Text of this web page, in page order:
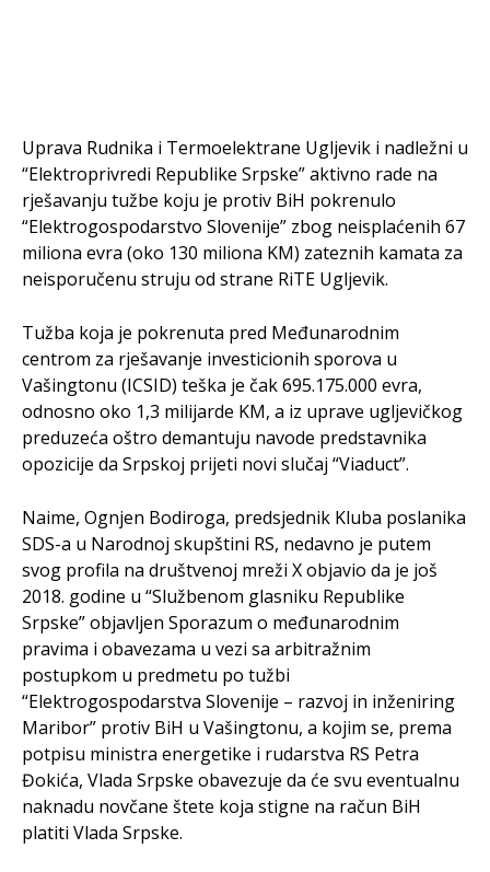
Uprava Rudnika i Termoelektrane Ugljevik i nadležni u
“Elektroprivredi Republike Srpske” aktivno rade na
rješavanju tužbe koju je protiv BiH pokrenulo
“Elektrogospodarstvo Slovenije” zbog neisplaćenih 67
miliona evra (oko 130 miliona KM) zateznih kamata za
neisporučenu struju od strane RiTE Ugljevik.
Tužba koja je pokrenuta pred Međunarodnim
centrom za rješavanje investicionih sporova u
Vašingtonu (ICSID) teška je čak 695.175.000 evra,
odnosno oko 1,3 milijarde KM, a iz uprave ugljevičkog
preduzeća oštro demantuju navode predstavnika
opozicije da Srpskoj prijeti novi slučaj “Viaduct”.
Naime, Ognjen Bodiroga, predsjednik Kluba poslanika
SDS-a u Narodnoj skupštini RS, nedavno je putem
svog profila na društvenoj mreži X objavio da je još
2018. godine u “Službenom glasniku Republike
Srpske” objavljen Sporazum o međunarodnim
pravima i obavezama u vezi sa arbitražnim
postupkom u predmetu po tužbi
“Elektrogospodarstva Slovenije – razvoj in inženiring
Maribor” protiv BiH u Vašingtonu, a kojim se, prema
potpisu ministra energetike i rudarstva RS Petra
Đokića, Vlada Srpske obavezuje da će svu eventualnu
naknadu novčane štete koja stigne na račun BiH
platiti Vlada Srpske.